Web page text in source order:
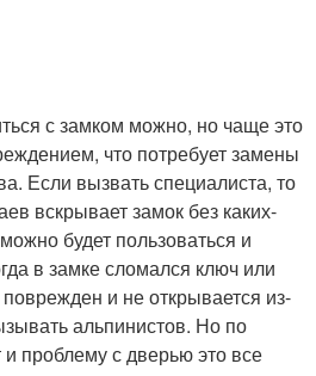
с замком можно, но чаще это
что потребует замены
Если вызвать специалиста, то
вскрывает замок без каких-
будет пользоваться и
в замке сломался ключ или
и не открывается из-
альпинистов. Но по
проблему с дверью это все